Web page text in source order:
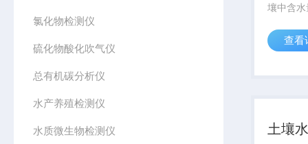
氯化物检测仪
硫化物酸化吹气仪
总有机碳分析仪
水产养殖检测仪
水质微生物检测仪
壤中含
样地、
测和长
查看
土壤